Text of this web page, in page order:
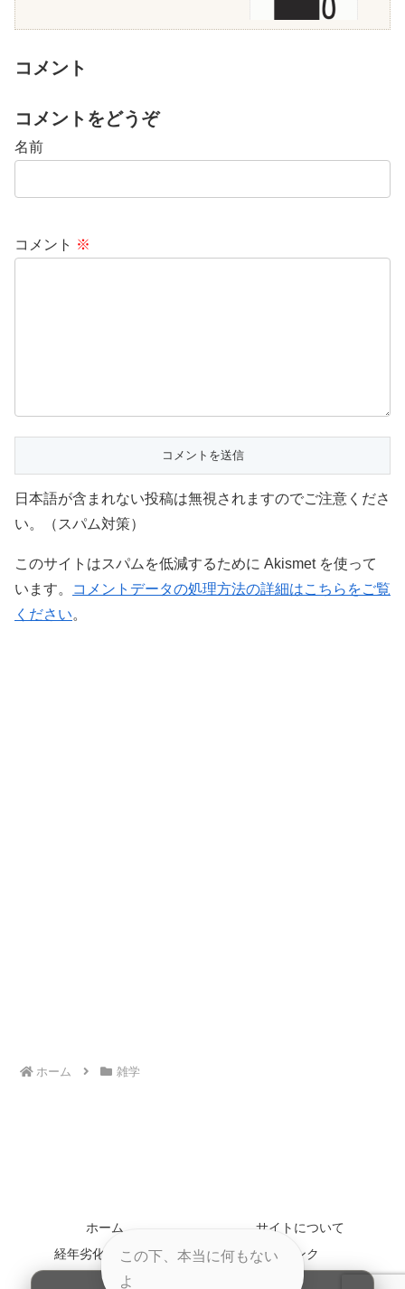
コメント
コメントをどうぞ
名前
コメント ※
日本語が含まれない投稿は無視されますのでご注意くださ
い。（スパム対策）
このサイトはスパムを低減するために Akismet を使って
います。
コメントデータの処理方法の詳細はこちらをご覧
ください。
ホーム 雑学
ホーム
サイトについて
経年劣化について
リンク
この下、本当に何もない
よ